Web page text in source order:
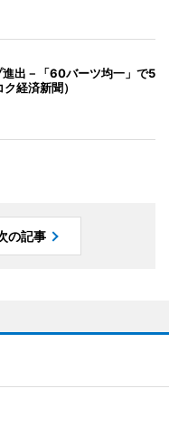
出－「60バーツ均一」で5
経済新聞）
の記事